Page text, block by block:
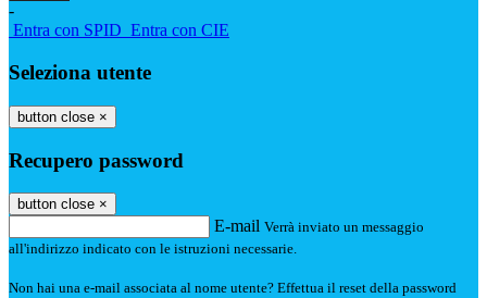
-
Entra con SPID Entra con CIE
Seleziona utente
button close ×
Recupero password
button close ×
E-mail Verrà inviato un messaggio
all'indirizzo indicato con le istruzioni necessarie.
Non hai una e-mail associata al nome utente? Effettua il reset della password